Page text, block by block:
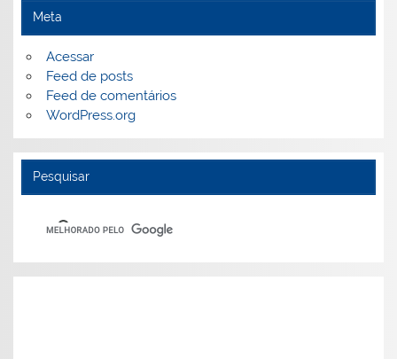
Meta
Acessar
Feed de posts
Feed de comentários
WordPress.org
Pesquisar